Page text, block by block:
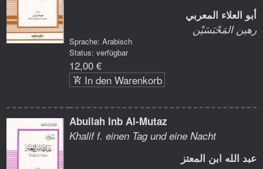
أبو العلاء المعربي
رهين المَحْبَسَيْن
Sprache: Arabisch
Status: verfügbar
12,00 €
In den Warenkorb
Abullah Inb Al-Mutaz
Khalif f. einen Tag und eine Nacht
عبد الله ابن المعتز